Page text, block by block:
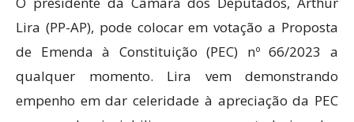
Lira (PP-AP), pode colocar em votação a Proposta
de Emenda à Constituição (PEC) nº 66/2023 a
qualquer momento. Lira vem demonstrando
empenho em dar celeridade à apreciação da PEC